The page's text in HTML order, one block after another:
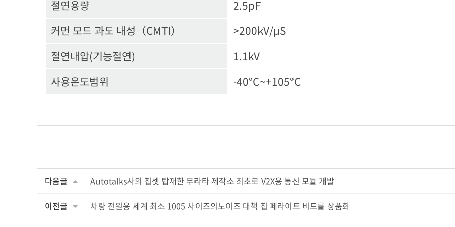
절연용량
2.5pF
커먼 모드 과도 내성（CMTI）
>200kV/µS
절연내압(기능절연)
1.1kV
사용온도범위
-40°C~+105°C
다음글 Autotalks사의 칩셋 탑재한 무라타 제작소 최초로 V2X용 통신 모듈 개발
이전글 차량 전원용 세계 최소 1005 사이즈의노이즈 대책 칩 페라이트 비드를 상품화